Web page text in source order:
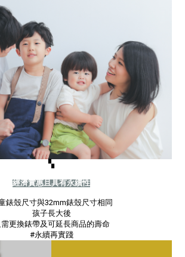
▚
經濟實惠且具有永續性
錶殼尺寸與32mm錶殼尺寸相同
孩子長大後
需更換錶帶及可延長商品的壽命
#永續再實踐